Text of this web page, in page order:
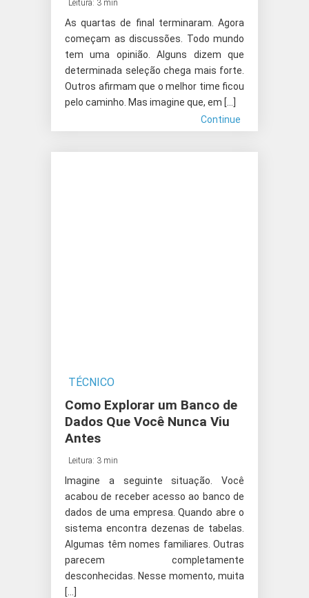
Leitura: 3 min
As quartas de final terminaram. Agora
começam as discussões. Todo mundo
tem uma opinião. Alguns dizem que
determinada seleção chega mais forte.
Outros afirmam que o melhor time ficou
pelo caminho. Mas imagine que, em […]
Continue
TÉCNICO
Como Explorar um Banco de
Dados Que Você Nunca Viu
Antes
Leitura: 3 min
Imagine a seguinte situação. Você
acabou de receber acesso ao banco de
dados de uma empresa. Quando abre o
sistema encontra dezenas de tabelas.
Algumas têm nomes familiares. Outras
parecem completamente
desconhecidas. Nesse momento, muita
[…]